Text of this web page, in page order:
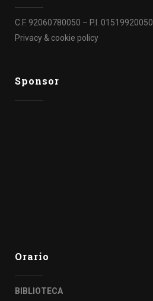
C.F. 92060780050 – P.I. 01519920050
Privacy & cookie policy
Sponsor
Orario
BIBLIOTECA